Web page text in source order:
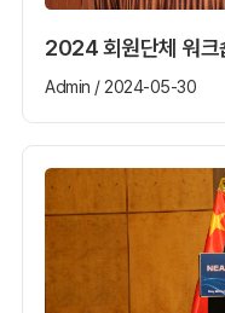
2024 회원단체 워크
Admin / 2024-05-30